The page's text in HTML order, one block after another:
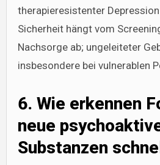
therapieresistenter Depression
Sicherheit hängt vom
Nachsorge ab; ungeleiteter
insbesondere bei vulnerablen
6. Wie erkennen
neue
Substanzen